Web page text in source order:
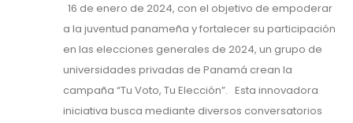
16 de enero de 2024, con el objetivo de empoderar
a la juventud panameña y fortalecer su participación
en las elecciones generales de 2024, un grupo de
universidades privadas de Panamá crean la
campaña “Tu Voto, Tu Elección”. Esta innovadora
iniciativa busca mediante diversos conversatorios